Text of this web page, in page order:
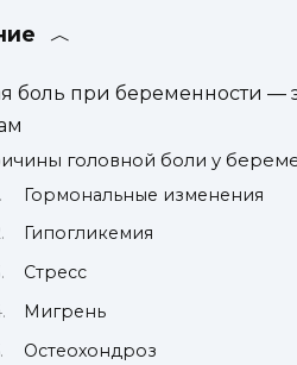
боль при беременности
головной боли у
Гормональные изменения
Гипогликемия
Стресс
Мигрень
Остеохондроз